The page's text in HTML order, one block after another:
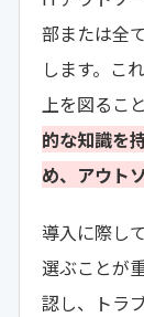
部または全
します。こ
上を図るこ
的な知識を
め、アウト
導入に際し
選ぶことが
認し、トラ